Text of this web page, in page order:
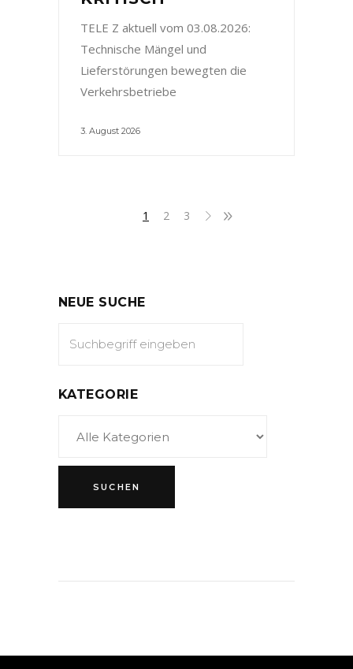
TELE Z aktuell vom 03.08.2026:
Technische Mängel und
Lieferstörungen bewegten die
Verkehrsbetriebe
3. August 2026
1 2 3
NEUE SUCHE
KATEGORIE